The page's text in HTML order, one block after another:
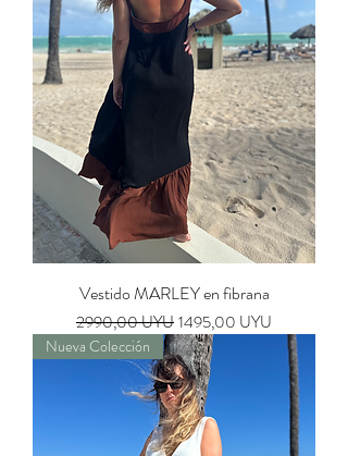
Vestido MARLEY en fibrana
Precio
2990,00 UYUPrecio de oferta
1495,00 UYU
Nueva Colección